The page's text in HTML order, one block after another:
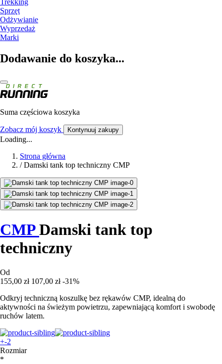
Trekking
Sprzęt
Odżywianie
Wyprzedaż
Marki
Dodawanie do koszyka...
Suma częściowa koszyka
Zobacz mój koszyk Kontynuuj zakupy
Loading...
Strona główna
/ Damski tank top techniczny CMP
CMPDamski tank top
techniczny
Od
155,00 zł 107,00 zł -31%
Odkryj techniczną koszulkę bez rękawów CMP, idealną do
aktywności na świeżym powietrzu, zapewniającą komfort i swobodę
ruchów latem.
+-2
Rozmiar
*